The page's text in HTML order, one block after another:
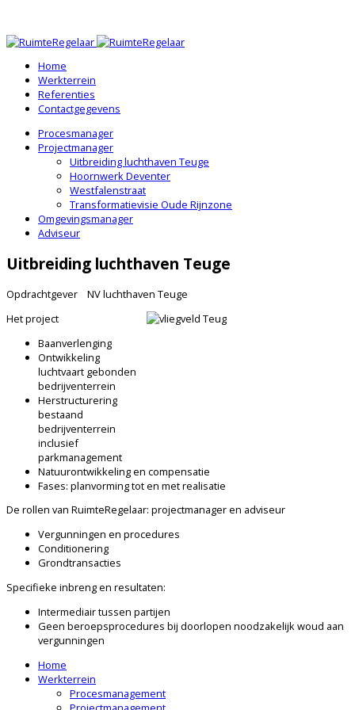
Home
Werkterrein
Referenties
Contactgegevens
Procesmanager
Projectmanager
Uitbreiding luchthaven Teuge
Hoornwerk Deventer
Westfalenstraat
Transformatievisie Oude Rijnzone
Omgevingsmanager
Adviseur
Uitbreiding luchthaven Teuge
Opdrachtgever NV luchthaven Teuge
Het project
Baanverlenging
Ontwikkeling
luchtvaart gebonden
bedrijventerrein
Herstructurering
bestaand
bedrijventerrein
inclusief
parkmanagement
Natuurontwikkeling en compensatie
Fases: planvorming tot en met realisatie
De rollen van RuimteRegelaar: projectmanager en adviseur
Vergunningen en procedures
Conditionering
Grondtransacties
Specifieke inbreng en resultaten:
Intermediair tussen partijen
Geen beroepsprocedures bij doorlopen noodzakelijk woud aan
vergunningen
Home
Werkterrein
Procesmanagement